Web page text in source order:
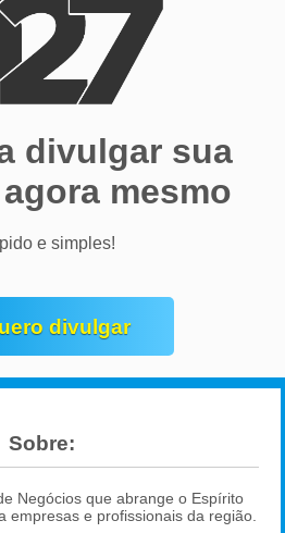
divulgar sua
mesmo
e simples!
divulgar
Sobre:
Negócios que abrange o Espírito
empresas e profissionais da região.